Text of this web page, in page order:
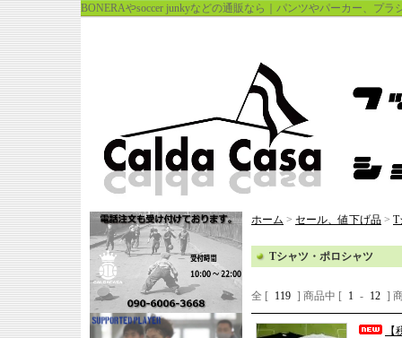
BONERAやsoccer junkyなどの通販なら｜パンツやパーカー、プラ
ホーム > セール、値下げ品 > T
Tシャツ・ポロシャツ
全 [ 119 ] 商品中 [ 1 - 12 ]